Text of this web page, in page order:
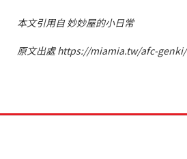
本文引用自 妙妙屋的小日常
原文出處 https://miamia.tw/afc-genki/